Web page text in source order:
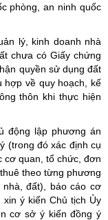
phòng, an ninh quốc
lý, kinh doanh nhà
chưa có Giấy chứng
quyền sử dụng đất
hợp về quy hoạch, kế
thôn khi thực hiện
động lập phương án
(trong đó xác định cụ
cơ quan, tổ chức, đơn
theo từng phương
đất), báo cáo cơ
ý kiến Chủ tịch Ủy
cơ sở ý kiến đồng ý